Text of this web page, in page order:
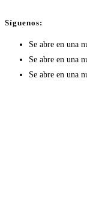
Síguenos:
Se abre en una
Se abre en una
Se abre en una